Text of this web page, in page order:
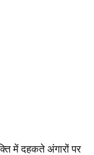
में दहकते अंगारों पर